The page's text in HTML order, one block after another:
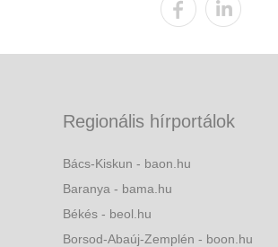
Regionális hírportálok
Bács-Kiskun - baon.hu
Baranya - bama.hu
Békés - beol.hu
Borsod-Abaúj-Zemplén - boon.hu